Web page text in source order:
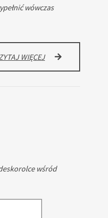
wówczas
WIĘCEJOŚWIADCZENIA
R.
wśród